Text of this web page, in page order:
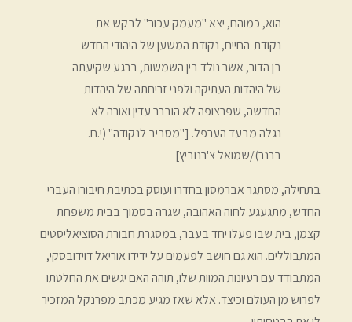
הוא, כמוהם, יצא "מעמק עכור" לבקש את
נקודת-החיים, נקודת המשען של היהודי החדש
בן הדור, אשר נולד בין השמשות, ברגע שקיעתה
של היהדות העתיקה ולפני זריחתה של היהדות
החדשה, שפרצופה לא הוברר עדין ואורה לא
נגלה מבעד הערפל. ["מסביב לנקודה" (י.ח.
ברנר)/שמואל צ'רנוביץ]
בתחילה, מסתגר אברמסון בחדרו ועוסק בכתיבת חיבורו העברי
החדש, מתגעגע לחוה האהובה, שגרה בסמוך בבית משפחת
קצמן, בית שבו פעלו יחד בעבר, במסגרת חבורת הסוציאליסטים
המתבוללים. הוא גם חושב לפעמים על ידידו אוריאל דוידובסקי,
המתבודד עם רעיונות המוות שלו, תוהה האם יגשים את החלטתו
לפרוש מן העולם וכיצד. אלא שאז מגיע מכתב מפרנקל המזכיר